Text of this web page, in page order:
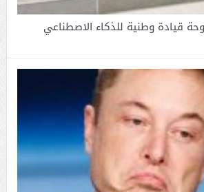
قيادة وطنية للذكاء الاصطناعي